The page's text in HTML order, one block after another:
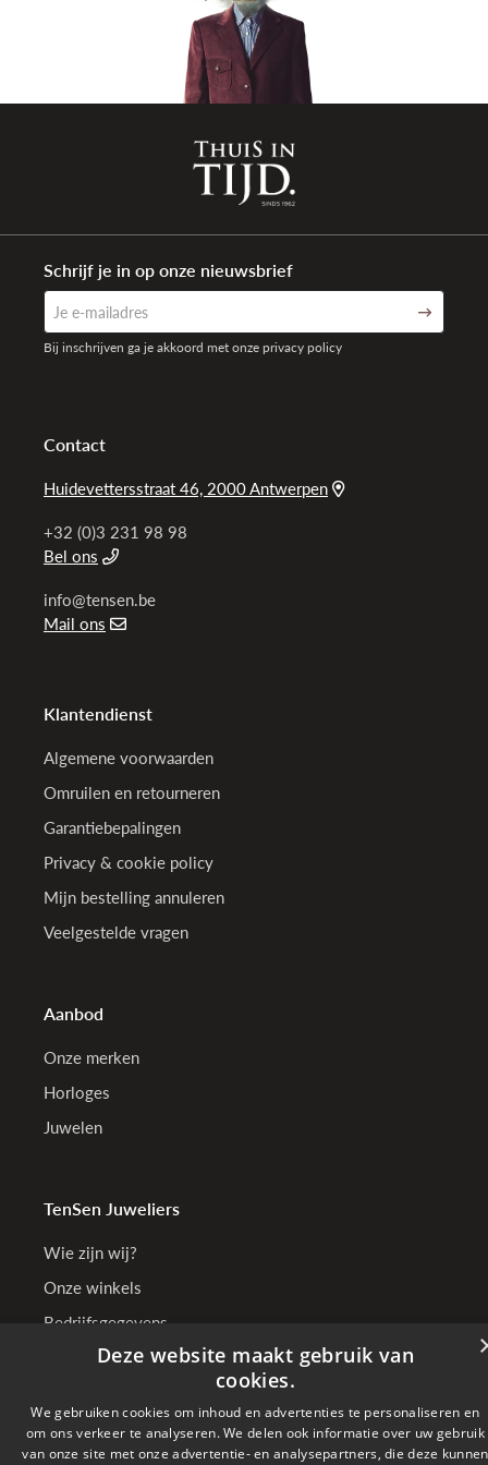
Contact
Huidevettersstraat 46, 2000 Antwerpen
+32 (0)3 231 98 98
Bel ons
info@tensen.be
Mail ons
Klantendienst
Algemene voorwaarden
Omruilen en retourneren
Garantiebepalingen
Privacy & cookie policy
Mijn bestelling annuleren
Veelgestelde vragen
Aanbod
Onze merken
Horloges
Juwelen
TenSen Juweliers
Wie zijn wij?
Onze winkels
Bedrijfsgegevens
Schrijf je in op onze nieuwsbrief
Bij inschrijven ga je akkoord met onze privacy policy
Online betalen met
Deze website maakt gebruik van
cookies.
We gebruiken cookies om inhoud en advertenties te personaliseren en
om ons verkeer te analyseren. We delen ook informatie over uw gebruik
van onze site met onze advertentie- en analysepartners, die deze kunnen